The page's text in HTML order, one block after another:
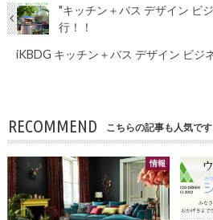
"キッチン＋バス デザイン ビ
行！！
iKBDG キッチン＋バス デザイン ビジ
RECOMMEND こちらの記事も人気です
情報